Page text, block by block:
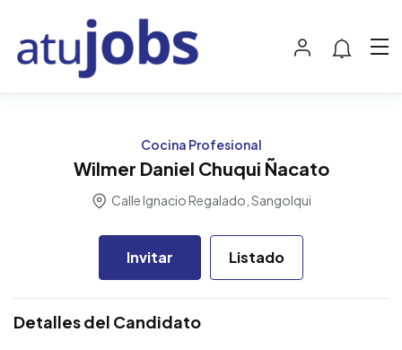
Cocina Profesional
Wilmer Daniel Chuqui Ñacato
Calle Ignacio Regalado, Sangolqui
Invitar Listado
Detalles del Candidato